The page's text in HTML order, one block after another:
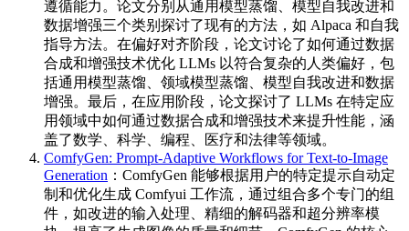
遵循能力。论文分别从通用模型蒸馏、模型自我改进和
数据增强三个类别探讨了现有的方法，如 Alpaca 和自我
指导方法。在偏好对齐阶段，论文讨论了如何通过数据
合成和增强技术优化 LLMs 以符合复杂的人类偏好，包
括通用模型蒸馏、领域模型蒸馏、模型自我改进和数据
增强。最后，在应用阶段，论文探讨了 LLMs 在特定应
用领域中如何通过数据合成和增强技术来提升性能，涵
盖了数学、科学、编程、医疗和法律等领域。
ComfyGen: Prompt-Adaptive Workflows for Text-to-Image
Generation ：ComfyGen 能够根据用户的特定提示自动定
制和优化生成 Comfyui 工作流，通过组合多个专门的组
件，如改进的输入处理、精细的解码器和超分辨率模